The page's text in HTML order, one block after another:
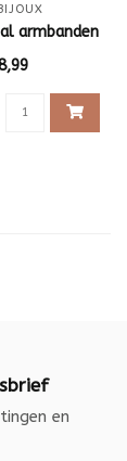
armbanden
en